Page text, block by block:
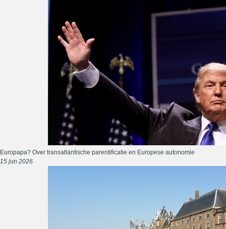
Europapa? Over transatlantische parentificatie en Europese autonomie
15 jun 2026